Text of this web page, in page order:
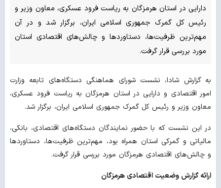
دارایی در استان هرمزگان به ریاست فرود عسکری، معاون وزیر و
رئیس کل گمرک جمهوری اسلامی ایران، برگزار شد و در آن
مهم‌ترین ظرفیت‌ها، دستاوردها و چالش‌های اقتصادی استان
مورد بررسی قرار گرفت.
به گزارش شادا، نشست شورای هماهنگی دستگاه‌های تابعه وزارت
امور اقتصادی و دارایی در استان هرمزگان به ریاست فرود عسکری،
معاون وزیر و رئیس کل گمرک جمهوری اسلامی ایران، برگزار شد.
در این نشست که با حضور نمایندگان دستگاه‌های اقتصادی، بانکی،
مالیاتی و گمرکی استان همراه بود، مهم‌ترین ظرفیت‌ها، دستاوردها
و چالش‌های اقتصادی هرمزگان مورد بررسی قرار گرفت.
ارائه گزارش وضعیت اقتصادی هرمزگان